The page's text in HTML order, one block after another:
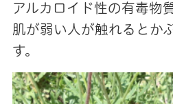
アルカロイド性の有毒物
肌が弱い人が触れるとか
す。